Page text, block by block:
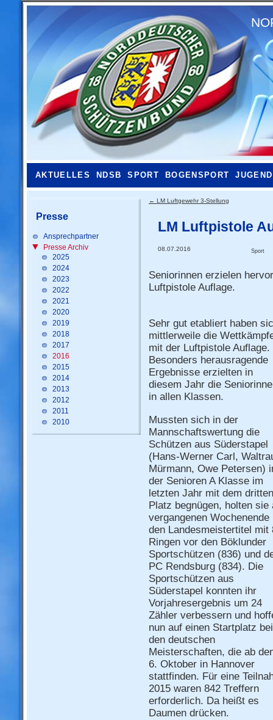
AKTUELLES NDSB SPORT BOGENSPORT JUGEND
Presse
Ansprechpartner
Presse Archiv
2025
2024
2023
2022
2021
2020
2019
2018
2017
2016
2015
2014
2013
2012
2011
2010
← LM Luftgewehr 3-Stellung
LM Luftpistole
08.07.2016 Sport
Seniorinnen erzielen
Luftpistole Auflage.
Sehr gut etabliert haben
mittlerweile die
mit der Luftpistole Auflage.
Besonders herausragende
Ergebnisse erzielten in
diesem Jahr die
in allen Klassen.
Mussten sich in der
Mannschaftswertung die
Schützen aus Süderstapel
(Hans-Werner Carl,
Mürmann, Owe Petersen)
der Senioren A Klasse im
letzten Jahr mit dem dritten
Platz begnügen, holten sie
vergangenen Wochenende
den Landesmeistertitel mit
Ringen vor den Böklunder
Sportschützen (836) und
PC Rendsburg (834). Die
Sportschützen aus
Süderstapel konnten ihr
Vorjahresergebnis um 24
Zähler verbessern und
nun auf einen Startplatz bei
den deutschen
Meisterschaften, die ab
6. Oktober in Hannover
stattfinden. Für eine
2015 waren 842 Treffern
erforderlich. Da heißt es
Daumen drücken.